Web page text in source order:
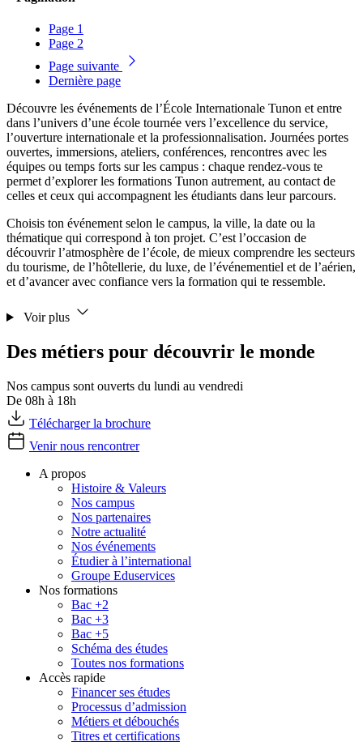
Page 1
Page 2
Page suivante
Dernière page
Découvre les événements de l’École Internationale Tunon et entre
dans l’univers d’une école tournée vers l’excellence du service,
l’ouverture internationale et la professionnalisation. Journées portes
ouvertes, immersions, ateliers, conférences, rencontres avec les
équipes ou temps forts sur les campus : chaque rendez-vous te
permet d’explorer les formations Tunon autrement, au contact de
celles et ceux qui accompagnent les étudiants dans leur parcours.
Choisis ton événement selon le campus, la ville, la date ou la
thématique qui correspond à ton projet. C’est l’occasion de
découvrir l’atmosphère de l’école, de mieux comprendre les secteurs
du tourisme, de l’hôtellerie, du luxe, de l’événementiel et de l’aérien,
et d’avancer avec confiance vers la formation qui te ressemble.
Voir plus
Des métiers pour découvrir le monde
Nos campus sont ouverts du lundi au vendredi
De 08h à 18h
Télécharger la brochure
Venir nous rencontrer
A propos
Histoire & Valeurs
Nos campus
Nos partenaires
Notre actualité
Nos événements
Étudier à l’international
Groupe Eduservices
Nos formations
Bac +2
Bac +3
Bac +5
Schéma des études
Toutes nos formations
Accès rapide
Financer ses études
Processus d’admission
Métiers et débouchés
Titres et certifications